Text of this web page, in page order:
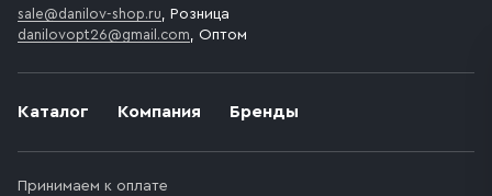
Каталог Компания Бренды
Принимаем к оплате
sale@danilov-shop.ru, Розница
danilovopt26@gmail.com, Оптом